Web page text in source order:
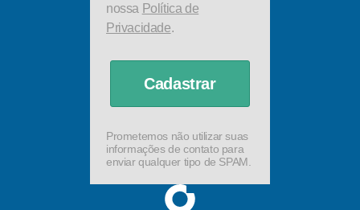
nossa Política de
Privacidade.
Cadastrar
Prometemos não utilizar suas
informações de contato para
enviar qualquer tipo de SPAM.